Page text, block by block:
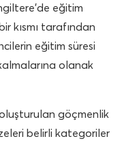
eğitim
kısmı tarafından
eğitim süresi
olanak
göçmenlik
belirli kategoriler